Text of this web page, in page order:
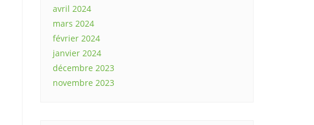
avril 2024
mars 2024
février 2024
janvier 2024
décembre 2023
novembre 2023